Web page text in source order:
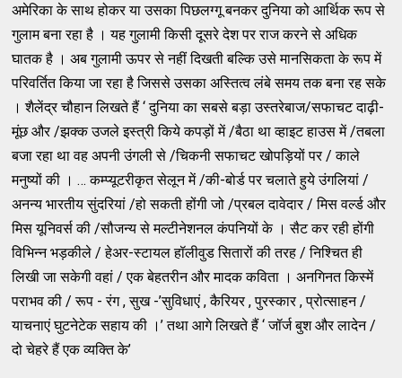
अमेरिका के साथ होकर या उसका पिछलग्गू बनकर दुनिया को आर्थिक रूप से
गुलाम बना रहा है । यह गुलामी किसी दूसरे देश पर राज करने से अधिक
घातक है । अब गुलामी ऊपर से नहीं दिखती बल्कि उसे मानसिकता के रूप में
परिवर्तित किया जा रहा है जिससे उसका अस्तित्व लंबे समय तक बना रह सके
। शैलेंद्र चौहान लिखते हैं ‘ दुनिया का सबसे बड़ा उस्तरेबाज/सफाचट दाढ़ी-
मूंछ और /झक्क उजले इस्त्री किये कपड़ों में /बैठा था व्हाइट हाउस में /तबला
बजा रहा था वह अपनी उंगली से /चिकनी सफाचट खोपड़ियों पर / काले
मनुष्यों की । … कम्प्यूटरीकृत सेलून में /की-बोर्ड पर चलाते हुये उंगलियां /
अनन्य भारतीय सुंदरियां /हो सकती होंगी जो /प्रबल दावेदार / मिस वर्ल्ड और
मिस यूनिवर्स की /सौजन्य से मल्टीनेशनल कंपनियों के । सैट कर रही होंगी
विभिन्न भड़कीले / हेअर-स्टायल हॉलीवुड सितारों की तरह / निश्चित ही
लिखी जा सकेगी वहां / एक बेहतरीन और मादक कविता । अनगिनत किस्में
पराभव की / रूप - रंग , सुख -’सुविधाएं , कैरियर , पुरस्कार , प्रोत्साहन /
याचनाएं घुटनेटेक सहाय की ।’ तथा आगे लिखते हैं ‘ जॉर्ज बुश और लादेन /
दो चेहरे हैं एक व्यक्ति के’